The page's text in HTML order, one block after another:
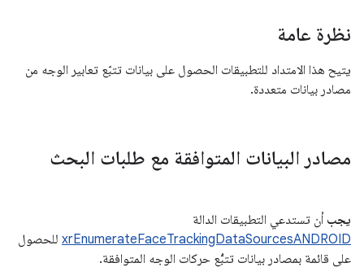
نظرة عامة
يتيح هذا الامتداد للتطبيقات الحصول على بيانات تتبّع تعابير الوجه من
مصادر بيانات متعددة.
مصادر البيانات المتوافقة مع طلبات البحث
يجب أن تستدعي التطبيقات الدالة
xrEnumerateFaceTrackingDataSourcesANDROID للحصول
على قائمة بمصادر بيانات تتبُّع حركات الوجه المتوافقة.